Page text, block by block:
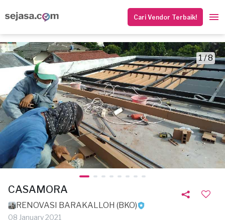
Cari Vendor Terbaik!
1 / 8
CASAMORA
RENOVASI BARAKALLOH (BKO)
08 January 2021